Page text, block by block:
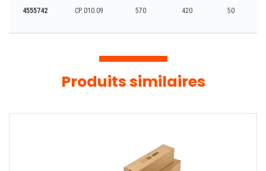
4555742 CP 010.09 570 420 50
Produits similaires